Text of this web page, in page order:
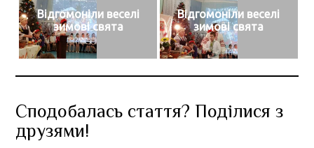
Відгомоніли веселі
зимові свята
Відгомоніли веселі
зимові свята
Сподобалась стаття? Поділися з
друзями!